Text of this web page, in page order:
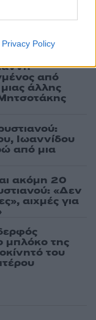
Privacy Policy
συμφωνίας
η
GSI
από
άλλης
Ιωαννίδου
από μια
ακόμη 20
«Δεν
αιχμές για
μπλόκο της
του